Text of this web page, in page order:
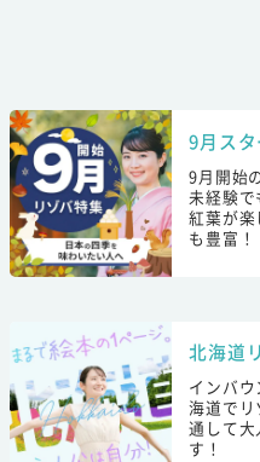
9月ス
9月開始
未経験で
紅葉が楽
も豊富！
北海道
インバ
海道でリ
通して大
す！